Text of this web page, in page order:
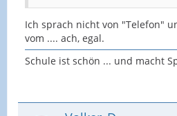
Ich sprach nicht von "Telefon"
vom .... ach, egal.
Schule ist schön ... und macht